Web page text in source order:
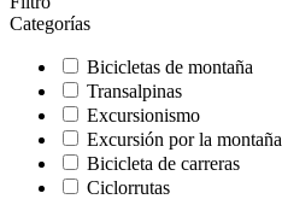
Categorías
Bicicletas de montaña
Transalpinas
Excursionismo
Excursión por la montaña
Bicicleta de carreras
Ciclorrutas